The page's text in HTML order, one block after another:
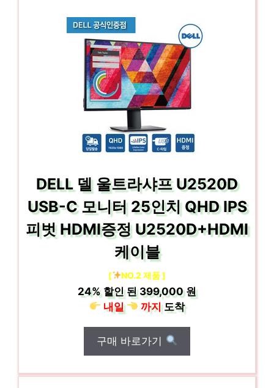
DELL 델 울트라샤프 U2520D
USB-C 모니터 25인치 QHD IPS
피벗 HDMI증정 U2520D+HDMI
케이블
[ NO.2 제품 ]
24% 할인 된399,000 원
내일
까지도착
구매 바로가기